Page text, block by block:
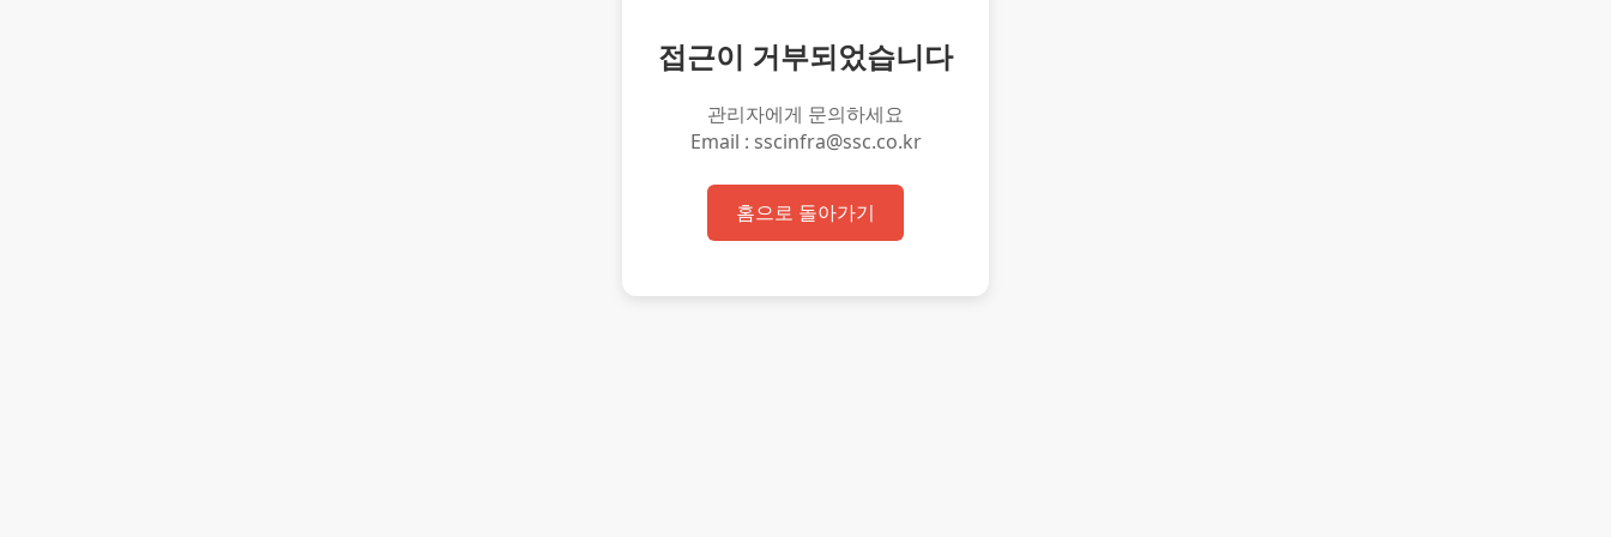
접근이 거부되었습니다
관리자에게 문의하세요
Email : sscinfra@ssc.co.kr
홈으로 돌아가기